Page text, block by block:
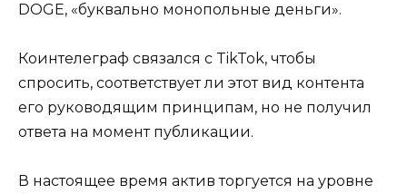
DOGE, «буквально монопольные деньги».
Коинтелеграф связался с TikTok, чтобы
спросить, соответствует ли этот вид контента
его руководящим принципам, но не получил
ответа на момент публикации.
В настоящее время актив торгуется на уровне